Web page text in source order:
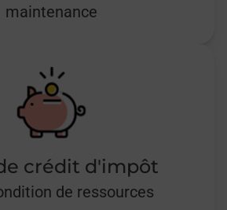
maintenance
crédit d'impôt
de ressources